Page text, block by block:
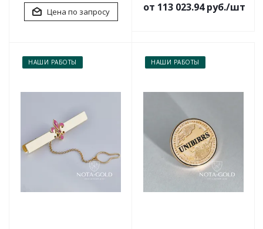
Цена по запросу от 113 023.94 руб./шт
НАШИ РАБОТЫ НАШИ РАБОТЫ